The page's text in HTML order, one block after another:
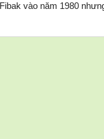
vào năm 1980